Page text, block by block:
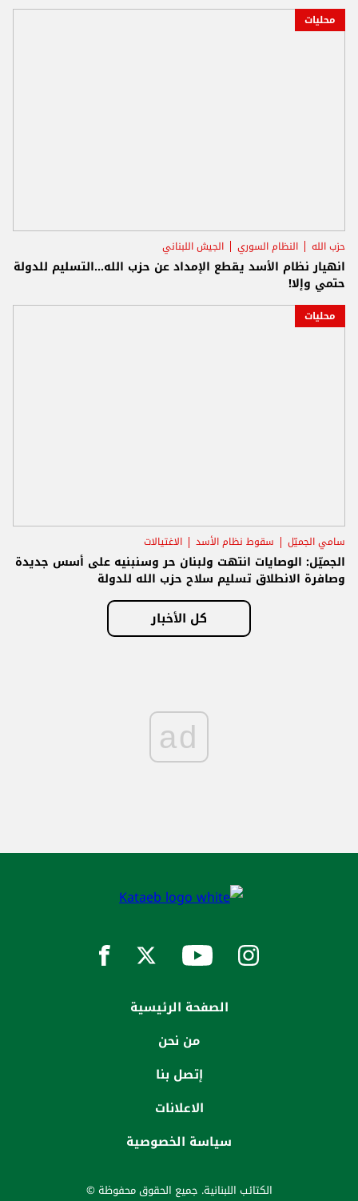
محليات
حزب الله النظام السوري الجيش اللبناني
انهيار نظام الأسد يقطع الإمداد عن حزب الله...التسليم للدولة
حتمي وإلا!
محليات
سامي الجميّل سقوط نظام الأسد الاغتيالات
الجميّل: الوصايات انتهت ولبنان حر وسنبنيه على أسس جديدة
وصافرة الانطلاق تسليم سلاح حزب الله للدولة
كل الأخبار
ad
الصفحة الرئيسية
من نحن
إتصل بنا
الاعلانات
سياسة الخصوصية
الكتائب اللبنانية. جميع الحقوق محفوظة ©